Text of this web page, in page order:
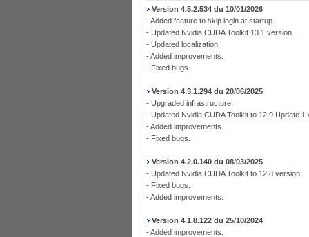
Version 4.5.2.534 du 10/01/2026
- Added feature to skip login at startup.
- Updated Nvidia CUDA Toolkit 13.1 version.
- Updated localization.
- Added improvements.
- Fixed bugs.
Version 4.3.1.294 du 20/06/2025
- Upgraded infrastructure.
- Updated Nvidia CUDA Toolkit to 12.9 Update 1
- Added improvements.
- Fixed bugs.
Version 4.2.0.140 du 08/03/2025
- Updated Nvidia CUDA Toolkit to 12.8 version.
- Fixed bugs.
- Added improvements.
Version 4.1.8.122 du 25/10/2024
- Added improvements.